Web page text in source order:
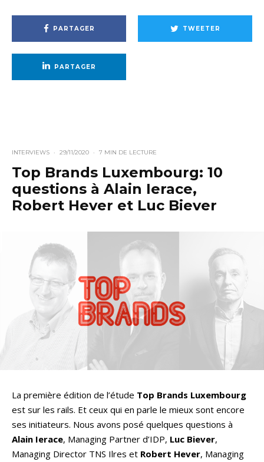
PARTAGER TWEETER
PARTAGER
INTERVIEWS · 29/11/2020 · 7 MIN DE LECTURE
Top Brands Luxembourg: 10
questions à Alain Ierace,
Robert Hever et Luc Biever
La première édition de l’étude Top Brands Luxembourg
est sur les rails. Et ceux qui en parle le mieux sont encore
ses initiateurs. Nous avons posé quelques questions à
Alain Ierace, Managing Partner d’IDP, Luc Biever,
Managing Director TNS Ilres et Robert Hever, Managing